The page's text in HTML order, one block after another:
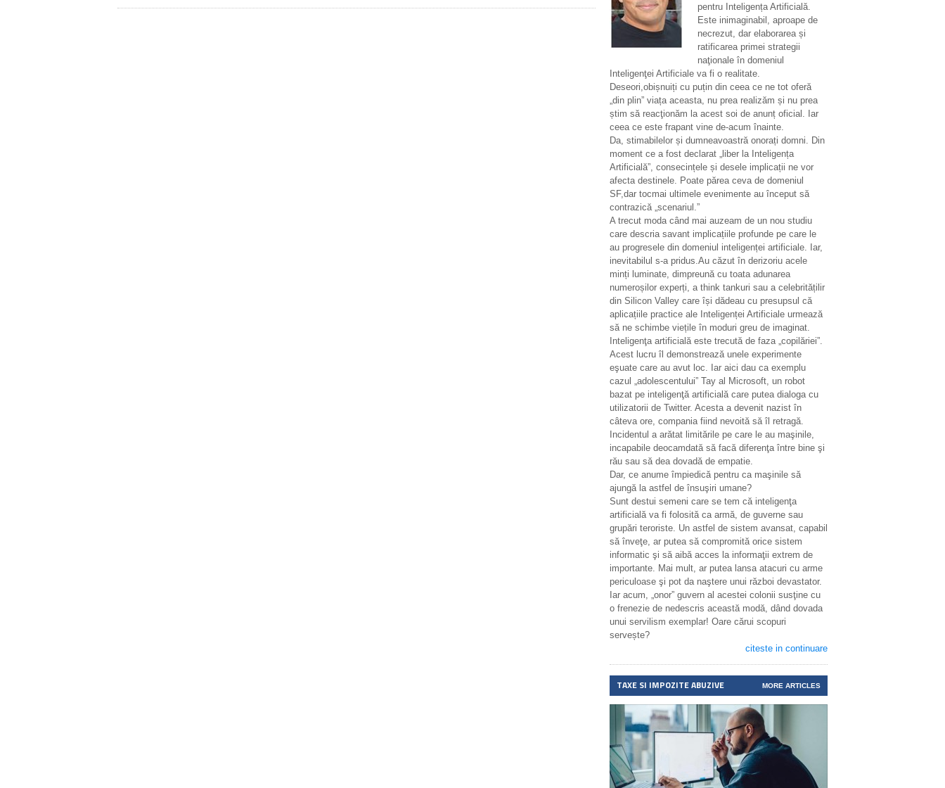
pentru Inteligența Artificială.
Este inimaginabil, aproape de
necrezut, dar elaborarea și
ratificarea primei strategii
naţionale în domeniul
Inteligenţei Artificiale va fi o realitate.
Deseori,obișnuiți cu puțin din ceea ce ne tot oferă
„din plin” viața aceasta, nu prea realizăm și nu prea
știm să reacţionăm la acest soi de anunț oficial. Iar
ceea ce este frapant vine de-acum înainte.
Da, stimabilelor și dumneavoastră onorați domni. Din
moment ce a fost declarat „liber la Inteligența
Artificială”, consecințele și desele implicații ne vor
afecta destinele. Poate părea ceva de domeniul
SF,dar tocmai ultimele evenimente au început să
contrazică „scenariul.”
A trecut moda când mai auzeam de un nou studiu
care descria savant implicațiile profunde pe care le
au progresele din domeniul inteligenței artificiale. Iar,
inevitabilul s-a pridus.Au căzut în derizoriu acele
minți luminate, dimpreună cu toata adunarea
numeroșilor experți, a think tankuri sau a celebritățilir
din Silicon Valley care își dădeau cu presupsul că
aplicațiile practice ale Inteligenței Artificiale urmează
să ne schimbe viețile în moduri greu de imaginat.
Inteligenţa artificială este trecută de faza „copilăriei”.
Acest lucru îl demonstrează unele experimente
eşuate care au avut loc. Iar aici dau ca exemplu
cazul „adolescentului” Tay al Microsoft, un robot
bazat pe inteligenţă artificială care putea dialoga cu
utilizatorii de Twitter. Acesta a devenit nazist în
câteva ore, compania fiind nevoită să îl retragă.
Incidentul a arătat limitările pe care le au maşinile,
incapabile deocamdată să facă diferenţa între bine şi
rău sau să dea dovadă de empatie.
Dar, ce anume împiedică pentru ca maşinile să
ajungă la astfel de însuşiri umane?
Sunt destui semeni care se tem că inteligenţa
artificială va fi folosită ca armă, de guverne sau
grupări teroriste. Un astfel de sistem avansat, capabil
să înveţe, ar putea să compromită orice sistem
informatic şi să aibă acces la informaţii extrem de
importante. Mai mult, ar putea lansa atacuri cu arme
periculoase şi pot da naştere unui război devastator.
Iar acum, „onor” guvern al acestei colonii susţine cu
o frenezie de nedescris această modă, dând dovada
unui servilism exemplar! Oare cărui scopuri
servește?
citeste in continuare
TAXE SI IMPOZITE ABUZIVE MORE ARTICLES